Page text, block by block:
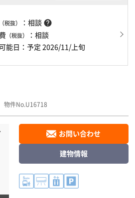
（税抜） ：相談 help
（税抜）
：相談
能日：予定 2026/11/上旬
物件No.U16718
お問い合わせ
建物情報